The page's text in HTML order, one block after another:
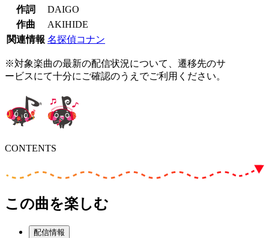
作詞
DAIGO
作曲
AKIHIDE
関連情報 名探偵コナン
※対象楽曲の最新の配信状況について、遷移先のサ
ービスにて十分にご確認のうえでご利用ください。
CONTENTS
この曲を楽しむ
配信情報